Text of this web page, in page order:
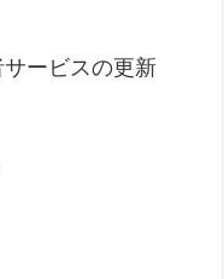
ービスの更新